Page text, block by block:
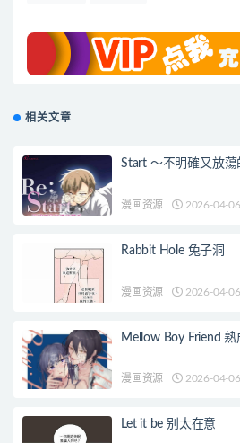
相关文章
Start ～不明確又放蕩
漫画资源 2026-04-06
Rabbit Hole 兔子洞
漫画资源 2026-04-06
Mellow Boy Friend 熟
漫画资源 2026-04-06
Let it be 别太在意